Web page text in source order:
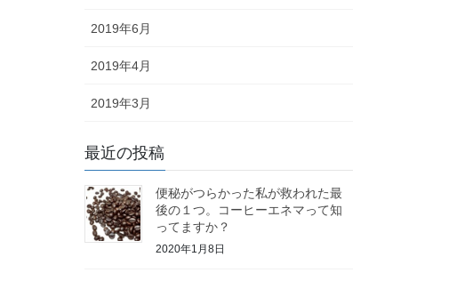
2019年6月
2019年4月
2019年3月
最近の投稿
便秘がつらかった私が救われた最
後の１つ。コーヒーエネマって知
ってますか？
2020年1月8日